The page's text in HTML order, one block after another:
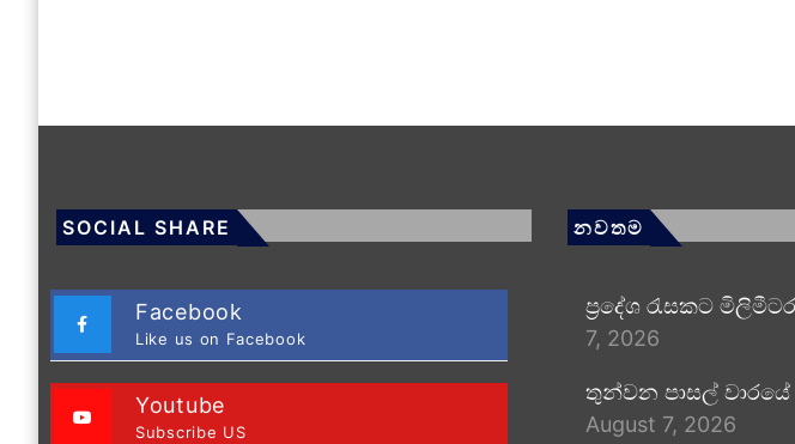
SOCIAL SHARE
Facebook
Like us on Facebook
Youtube
Subscribe US
නවතම
ප්‍රදේශ රැසකට
7, 2026
තුන්වන පාසල්
August 7, 2026